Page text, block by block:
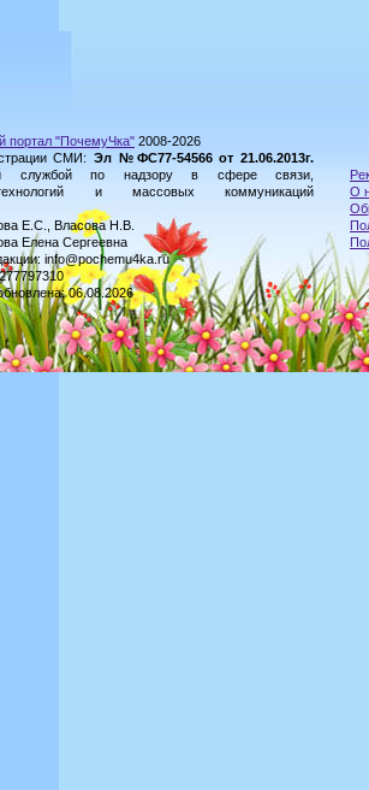
портал "ПочемуЧка" 2008-2026
СМИ: Эл №ФС77-54566 от 21.06.2013г.
службой по надзору в сфере связи,
и массовых коммуникаций
Е.С., Власова Н.В.
Елена Сергеевна
info@pochemu4ka.ru
06.08.2026
О